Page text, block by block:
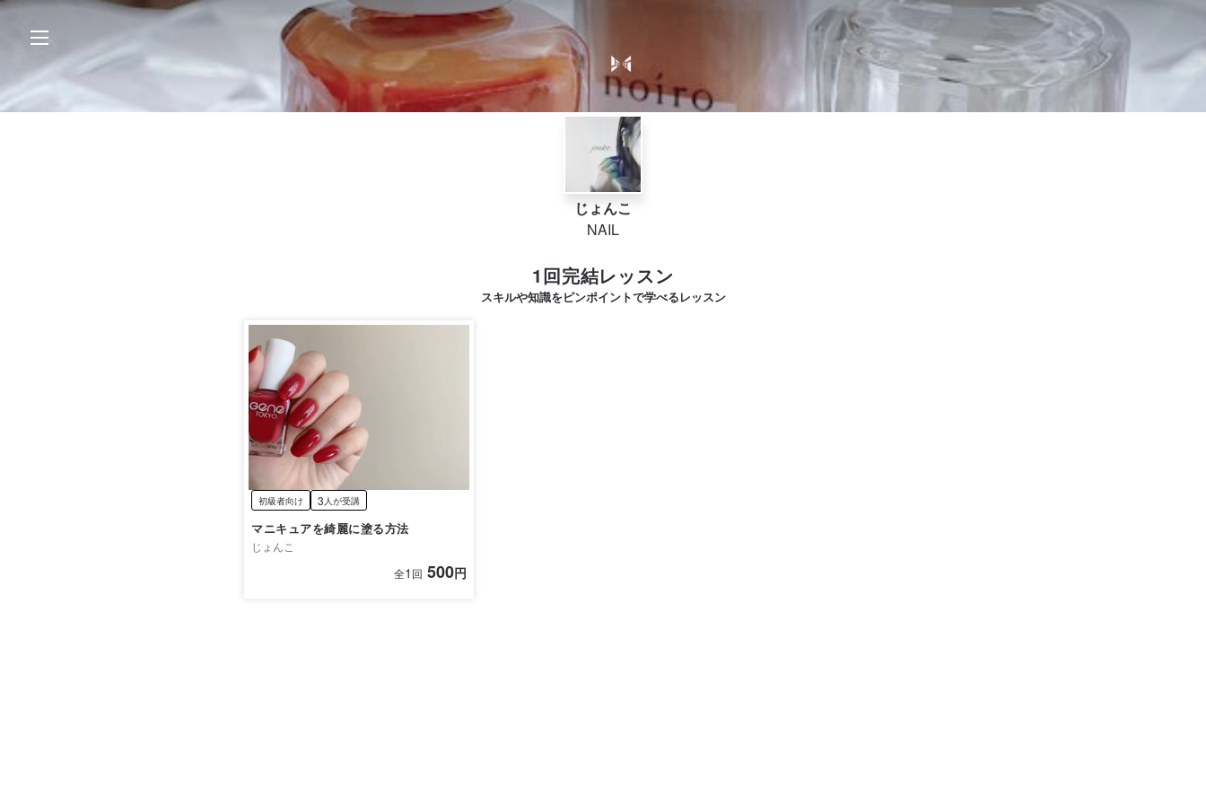
じょんこ
NAIL
1回完結レッスン
スキルや知識をピンポイントで学べるレッスン
マニキュアを綺麗に塗る方法
じょんこ
初級者向け 3 人が受講
全1 回 500円